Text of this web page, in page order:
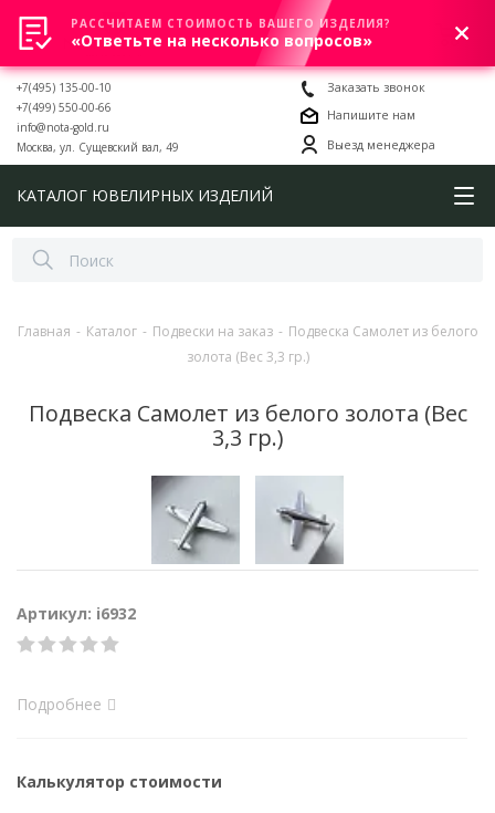
0
+7(495) 135-00-10
+7(499) 550-00-66
info@nota-gold.ru
Москва, ул. Сущевский вал, 49
Заказать звонок
Напишите нам
Выезд менеджера
КАТАЛОГ ЮВЕЛИРНЫХ ИЗДЕЛИЙ
Главная - Каталог - Подвески на заказ - Подвеска Самолет из белого
золота (Вес 3,3 гр.)
Подвеска Самолет из белого золота (Вес
3,3 гр.)
Артикул: i6932
Подробнее
Калькулятор стоимости
РАССЧИТАЕМ СТОИМОСТЬ ВАШЕГО ИЗДЕЛИЯ?
«Ответьте на несколько вопросов»